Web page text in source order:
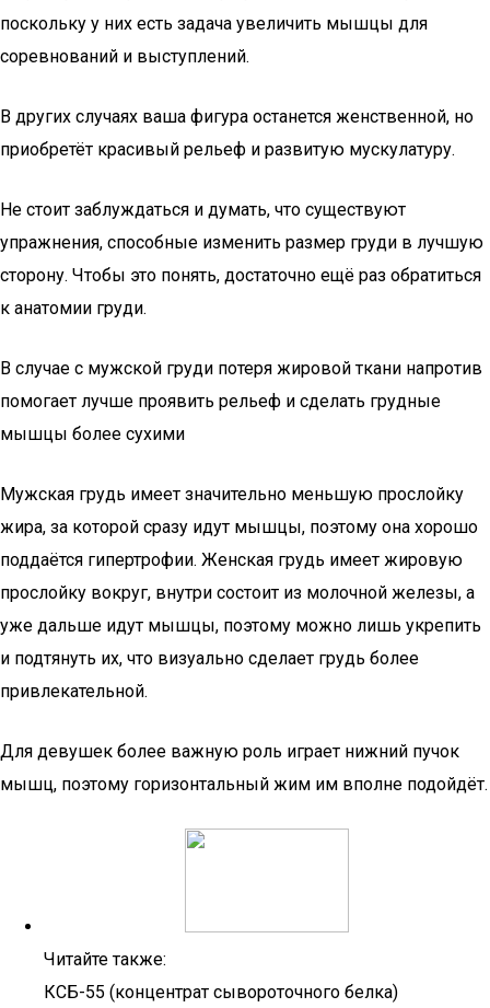
поскольку у них есть задача увеличить мышцы для
соревнований и выступлений.
В других случаях ваша фигура останется женственной, но
приобретёт красивый рельеф и развитую мускулатуру.
Не стоит заблуждаться и думать, что существуют
упражнения, способные изменить размер груди в лучшую
сторону. Чтобы это понять, достаточно ещё раз обратиться
к анатомии груди.
В случае с мужской груди потеря жировой ткани напротив
помогает лучше проявить рельеф и сделать грудные
мышцы более сухими
Мужская грудь имеет значительно меньшую прослойку
жира, за которой сразу идут мышцы, поэтому она хорошо
поддаётся гипертрофии. Женская грудь имеет жировую
прослойку вокруг, внутри состоит из молочной железы, а
уже дальше идут мышцы, поэтому можно лишь укрепить
и подтянуть их, что визуально сделает грудь более
привлекательной.
Для девушек более важную роль играет нижний пучок
мышц, поэтому горизонтальный жим им вполне подойдёт.
Читайте также:
КСБ-55 (концентрат сывороточного белка)